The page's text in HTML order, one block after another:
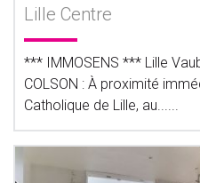
Lille Centre
*** IMMOSENS *** Lille
COLSON : À proximité
Catholique de Lille, au......